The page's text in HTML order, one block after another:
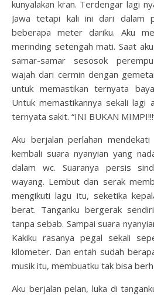
kunyalakan kran. Terdengar lagi
Jawa tetapi kali ini dari dalam
beberapa meter dariku. Aku
merinding setengah mati. Saat
samar-samar sesosok
wajah dari cermin dengan
untuk memastikan ternyata
Untuk memastikannya sekali lagi
ternyata sakit. “INI BUKAN
Aku berjalan perlahan
kembali suara nyanyian yang
dalam wc. Suaranya persis
wayang. Lembut dan serak
mengikuti lagu itu, seketika
berat. Tanganku bergerak
tanpa sebab. Sampai suara
Kakiku rasanya pegal sekali
kilometer. Dan entah sudah
musik itu, membuatku tak bisa
Aku berjalan pelan, luka di